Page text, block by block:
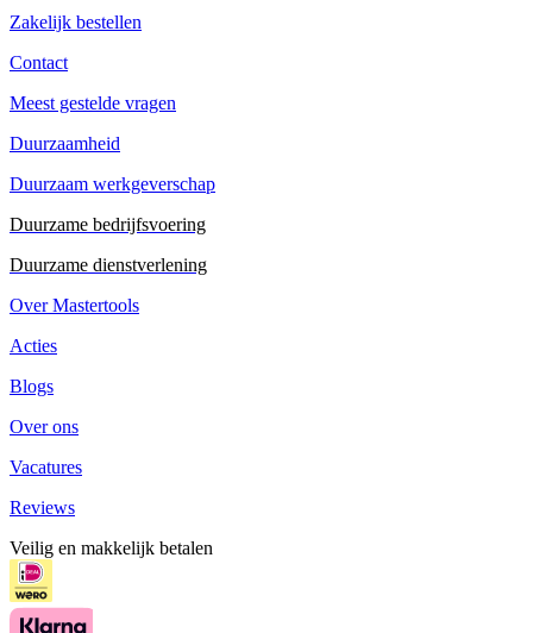
Zakelijk bestellen
Contact
Meest gestelde vragen
Duurzaamheid
Duurzaam werkgeverschap
Duurzame bedrijfsvoering
Duurzame dienstverlening
Over Mastertools
Acties
Blogs
Over ons
Vacatures
Reviews
Veilig en makkelijk betalen